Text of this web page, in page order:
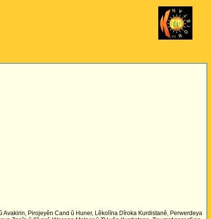
Pirojeyên Cand û Huner, Lêkolîna Dîroka Kurdistanê, Perwerdeya